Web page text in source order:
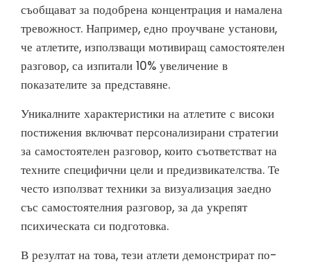
съобщават за подобрена концентрация и намалена
тревожност. Например, едно проучване установи,
че атлетите, използващи мотивиращ самостоятелен
разговор, са изпитали 10% увеличение в
показателите за представяне.
Уникалните характеристики на атлетите с високи
постижения включват персонализирани стратегии
за самостоятелен разговор, които съответстват на
техните специфични цели и предизвикателства. Те
често използват техники за визуализация заедно
със самостоятелния разговор, за да укрепят
психическата си подготовка.
В резултат на това, тези атлети демонстрират по-